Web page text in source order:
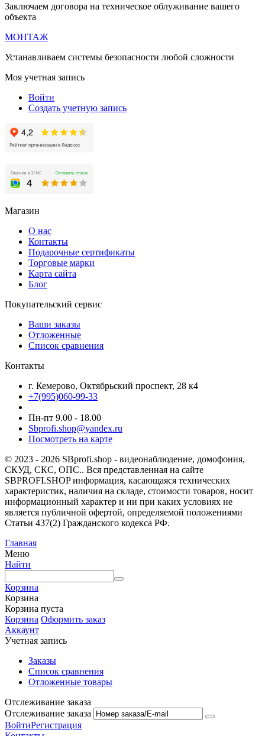
Заключаем договора на техническое облуживание вашего
объекта
МОНТАЖ
Устанавливаем системы безопасности любой сложности
Моя учетная запись
Войти
Создать учетную запись
Магазин
О нас
Контакты
Подарочные сертификаты
Торговые марки
Карта сайта
Блог
Покупательский сервис
Ваши заказы
Отложенные
Список сравнения
Контакты
г. Кемерово, Октябрьский проспект, 28 к4
+7(995)060-99-33
Пн-пт 9.00 - 18.00
Sbprofi.shop@yandex.ru
Посмотреть на карте
© 2023 - 2026 SBprofi.shop - видеонаблюдение, домофония,
СКУД, СКС, ОПС.. Вся представленная на сайте
SBPROFI.SHOP информация, касающаяся технических
характеристик, наличия на складе, стоимости товаров, носит
информационный характер и ни при каких условиях не
является публичной офертой, определяемой положениями
Статьи 437(2) Гражданского кодекса РФ.
Главная
Меню
Найти
Корзина
Корзина
Корзина пуста
Корзина Оформить заказ
Аккаунт
Учетная запись
Заказы
Список сравнения
Отложенные товары
Отслеживание заказа
Отслеживание заказа
ВойтиРегистрация